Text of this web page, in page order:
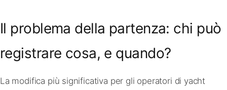
Il problema della partenza: chi può
registrare cosa, e quando?
La modifica più significativa per gli operatori di yacht